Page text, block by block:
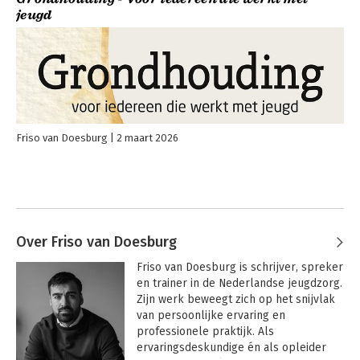
jeugd
Friso van Doesburg 2 maart 2026
Over Friso van Doesburg
Friso van Doesburg is schrijver, spreker
en trainer in de Nederlandse jeugdzorg.
Zijn werk beweegt zich op het snijvlak
van persoonlijke ervaring en
professionele praktijk. Als
ervaringsdeskundige én als opleider